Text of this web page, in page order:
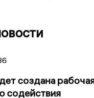
создана
содействия